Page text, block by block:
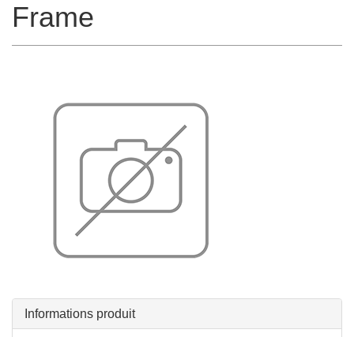
Frame
Informations produit